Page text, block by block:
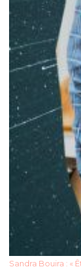
Sandra Bouira : «